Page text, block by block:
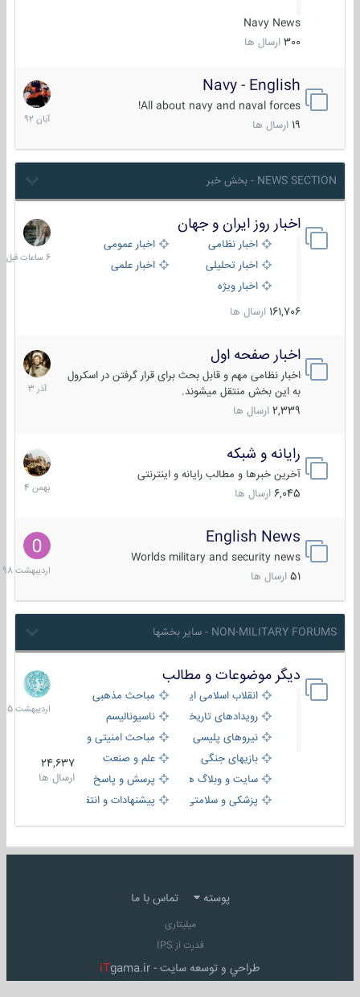
Navy News
300 ارسال ها
Navy - English
All about navy and naval forces!
ارسال ها
22
آبان
1392
NEWS SECTION - بخش خبر
اخبار روز ایران و جهان
اخبار نظامی
اخبار عمومی
اخبار تحلیلی
اخبار علمی
اخبار ویژه
161,706 ارسال ها
6
ساعات
قبل
اخبار صفحه اول
اخبار نظامی مهم و قابل بحث برای قرار گرفتن در اسکرول
به این بخش منتقل میشوند.
2,339 ارسال ها
7
آذر
1403
رایانه و شبکه
آخرین خبرها و مطالب رایانه و اینترنتی
6,045 ارسال ها
30
بهمن
1404
English News
Worlds military and security news
51 ارسال ها
10
1398
NON-MILITARY FORUMS - سایر بخشها
دیگر موضوعات و مطالب
انقلاب اسلامی ایران
مباحث مذهبی
رویدادهای تاریخی و مذهبیناسیونالیسم
نیروهای پلیسی
مباحث امنیتی و اطلاعاتی
بازیهای جنگی
علم و صنعت
سایت و وبلاگ ها
پرسش و پاسخ
پزشکی و سلامتی
پیشنهادات و انتقادات
24,637
ارسال ها
8
1405
پوسته تماس با ما
میلیتاری
قدرت از IPS
طراحي و توسعه سايت - iTgama.ir